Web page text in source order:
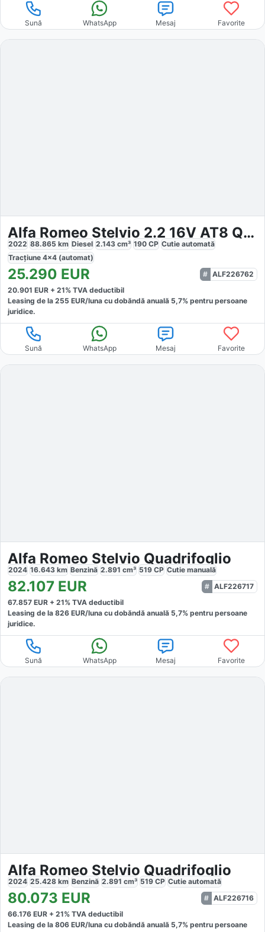
Sună WhatsApp Mesaj Favorite
Alfa Romeo Stelvio 2.2 16V AT8 Q4 Sprint
2022 88.865 km Diesel 2.143 cm³ 190 CP Cutie automată
Tracțiune 4x4 (automat)
25.290 EUR
ALF226762
20.901 EUR + 21% TVA deductibil
Leasing de la 255 EUR/luna cu dobăndă anuală 5,7% pentru persoane
juridice.
Sună WhatsApp Mesaj Favorite
Alfa Romeo Stelvio Quadrifoglio
2024 16.643 km Benzină 2.891 cm³ 519 CP Cutie manuală
82.107 EUR
ALF226717
67.857 EUR + 21% TVA deductibil
Leasing de la 826 EUR/luna cu dobăndă anuală 5,7% pentru persoane
juridice.
Sună WhatsApp Mesaj Favorite
Alfa Romeo Stelvio Quadrifoglio
2024 25.428 km Benzină 2.891 cm³ 519 CP Cutie automată
80.073 EUR
ALF226716
66.176 EUR + 21% TVA deductibil
Leasing de la 806 EUR/luna cu dobăndă anuală 5,7% pentru persoane